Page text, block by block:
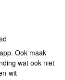
Ook maak
wat ook niet
wit